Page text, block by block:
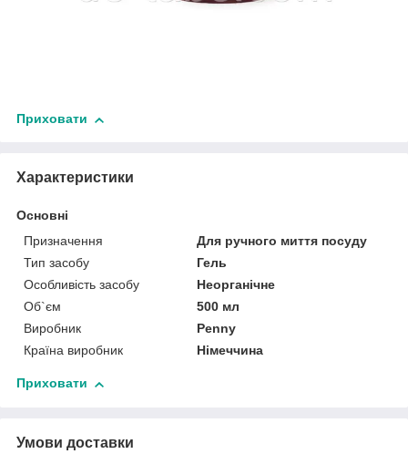
Приховати
Характеристики
Основні
Призначення
Для ручного миття посуду
Тип засобу
Гель
Особливість засобу
Неорганічне
Об`єм
500 мл
Виробник
Penny
Країна виробник
Німеччина
Приховати
Умови доставки